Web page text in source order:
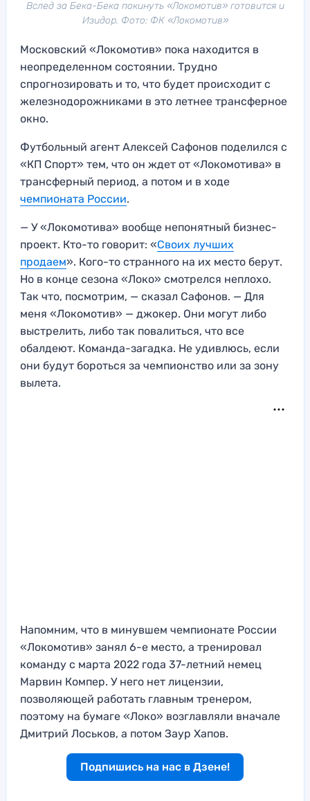
Вслед за Бека-Бека покинуть «Локомотив» готовится и
Изидор. Фото: ФК «Локомотив»
Московский «Локомотив» пока находится в
неопределенном состоянии. Трудно
спрогнозировать и то, что будет происходит с
железнодорожниками в это летнее трансферное
окно.
Футбольный агент Алексей Сафонов поделился с
«КП Спорт» тем, что он ждет от «Локомотива» в
трансферный период, а потом и в ходе
чемпионата России.
— У «Локомотива» вообще непонятный бизнес-
проект. Кто-то говорит: «Своих лучших
продаем». Кого-то странного на их место берут.
Но в конце сезона «Локо» смотрелся неплохо.
Так что, посмотрим, — сказал Сафонов. — Для
меня «Локомотив» — джокер. Они могут либо
выстрелить, либо так повалиться, что все
обалдеют. Команда-загадка. Не удивлюсь, если
они будут бороться за чемпионство или за зону
вылета.
Напомним, что в минувшем чемпионате России
«Локомотив» занял 6-е место, а тренировал
команду с марта 2022 года 37-летний немец
Марвин Компер. У него нет лицензии,
позволяющей работать главным тренером,
поэтому на бумаге «Локо» возглавляли вначале
Дмитрий Лоськов, а потом Заур Хапов.
Подпишись на нас в Дзене!